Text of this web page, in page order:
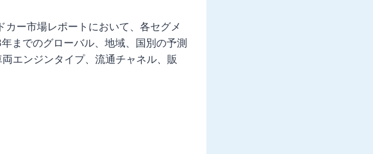
ー市場レポートにおいて、各セグメ
までのグローバル、地域、国別の予測
エンジンタイプ、流通チャネル、販